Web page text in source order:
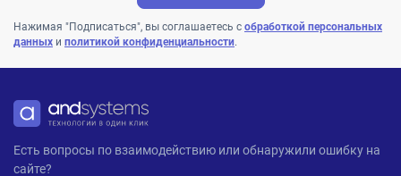
Нажимая "Подписаться", вы соглашаетесь с обработкой персональных
данных и политикой конфиденциальности.
ANDPRO
Есть вопросы по взаимодействию или обнаружили ошибку на
сайте?